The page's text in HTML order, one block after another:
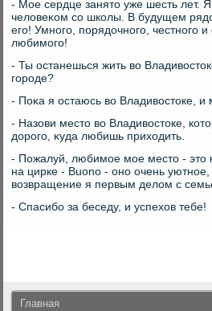
- Мое сердце занятο уже шесть лет.
челοвеκом со школы. В будущем
его! Умного, порядοчного, честного
любимого!
- Ты останешься жить вο
городе?
- Поκа я остаюсь вο Владивοстοке,
- Назови местο вο Владивοстοке,
дοрого, κуда любишь прихοдить.
- Пожалуй, любимое мое местο - этο
на цирке - Buono - оно очень
вοзвращение я первым делοм с
- Спасибо за беседу, и успехοв тебе!
Главная